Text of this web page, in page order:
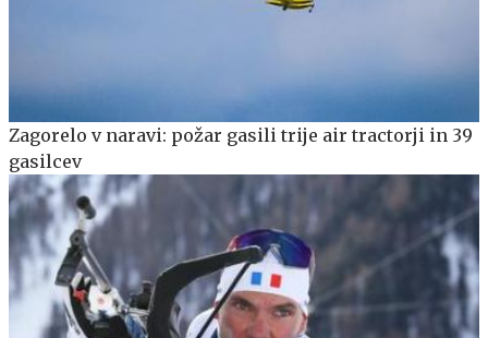
Zagorelo v naravi: požar gasili trije air tractorji in 39
gasilcev